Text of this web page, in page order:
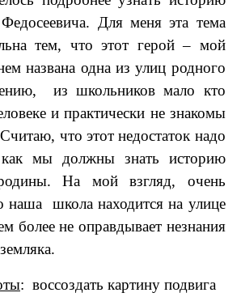
Для меня эта тема
тем, что этот герой – мой
названа одна из улиц родного
из школьников мало кто
и практически не знакомы
что этот недостаток надо
как мы должны знать историю
На мой взгляд, очень
наша школа находится на улице
более не оправдывает незнания
: воссоздать картину подвига